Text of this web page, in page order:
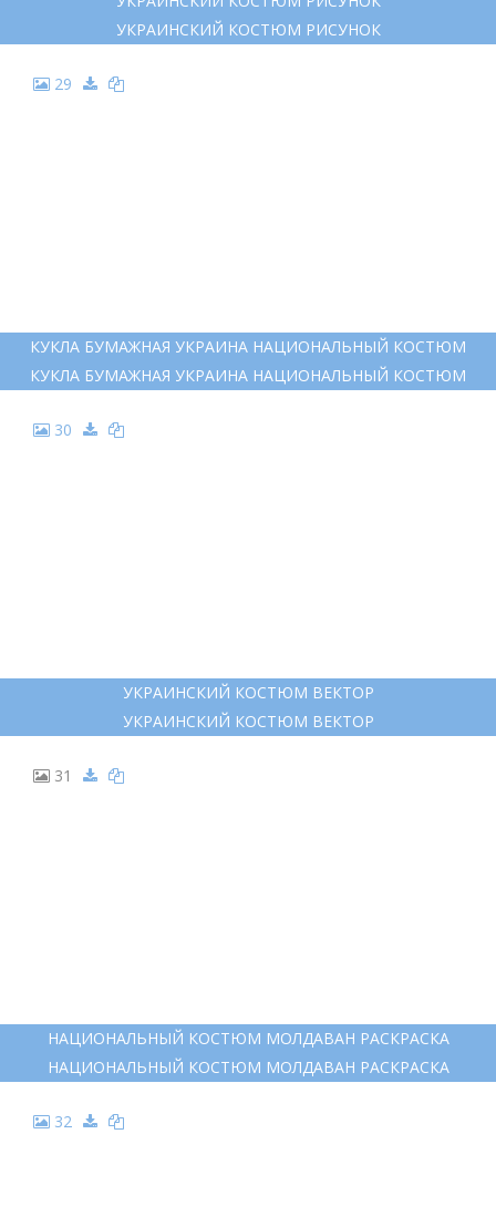
УКРАИНСКИЙ КОСТЮМ РИСУНОК
29
КУКЛА БУМАЖНАЯ УКРАИНА НАЦИОНАЛЬНЫЙ КОСТЮМ
КУКЛА БУМАЖНАЯ УКРАИНА НАЦИОНАЛЬНЫЙ КОСТЮМ
30
УКРАИНСКИЙ КОСТЮМ ВЕКТОР
УКРАИНСКИЙ КОСТЮМ ВЕКТОР
31
НАЦИОНАЛЬНЫЙ КОСТЮМ МОЛДАВАН РАСКРАСКА
НАЦИОНАЛЬНЫЙ КОСТЮМ МОЛДАВАН РАСКРАСКА
32